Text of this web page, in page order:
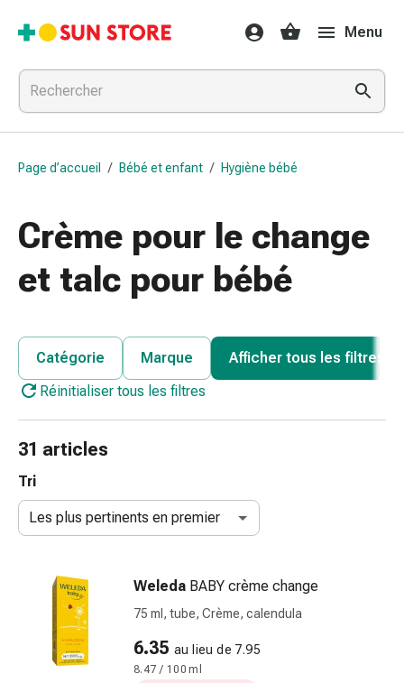
Médicaments
et
traitements
Refroidissement
et
grippe
contre
Mal
gorge
refroidissement
Toux
Inhalateurs
Mouchoirs
Rhume
blessure
de
la
peau
Bandes
Menu
Page d’accueil / Bébé et enfant / Hygiène bébé
Crème pour le change
et talc pour bébé
Catégorie Marque
Afficher tous les filtres
Réinitialiser tous les filtres
31 articles
Tri
Les plus pertinents en premier
Weleda BABY crème change
75 ml, tube, Crème, calendula
6.35 au lieu de 7.95
8.47 / 100 ml